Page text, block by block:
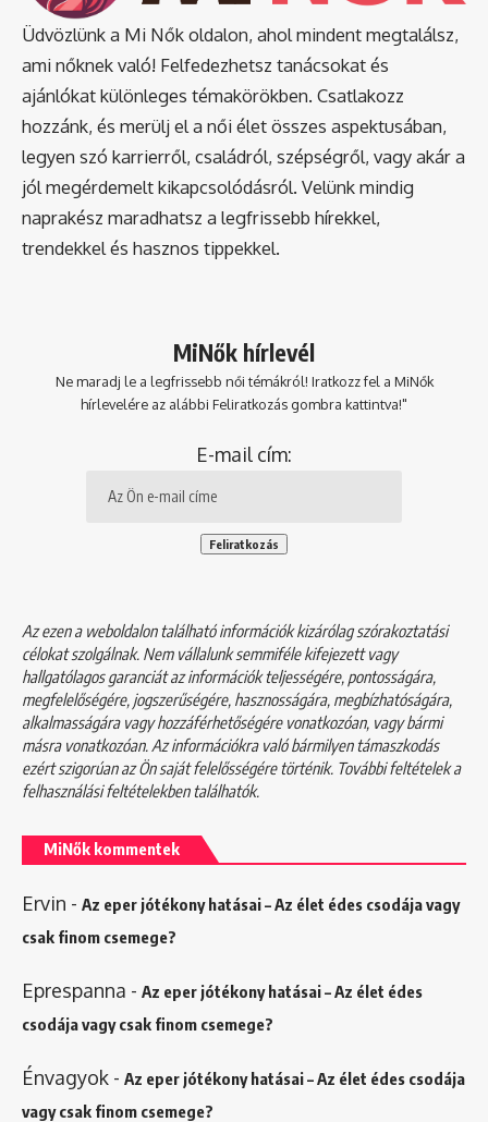
Üdvözlünk a Mi Nők oldalon, ahol mindent megtalálsz,
ami nőknek való! Felfedezhetsz tanácsokat és
ajánlókat különleges témakörökben. Csatlakozz
hozzánk, és merülj el a női élet összes aspektusában,
legyen szó karrierről, családról, szépségről, vagy akár a
jól megérdemelt kikapcsolódásról. Velünk mindig
naprakész maradhatsz a legfrissebb hírekkel,
trendekkel és hasznos tippekkel.
MiNők hírlevél
Ne maradj le a legfrissebb női témákról! Iratkozz fel a MiNők
hírlevelére az alábbi Feliratkozás gombra kattintva!"
E-mail cím:
Az ezen a weboldalon található információk kizárólag szórakoztatási
célokat szolgálnak. Nem vállalunk semmiféle kifejezett vagy
hallgatólagos garanciát az információk teljességére, pontosságára,
megfelelőségére, jogszerűségére, hasznosságára, megbízhatóságára,
alkalmasságára vagy hozzáférhetőségére vonatkozóan, vagy bármi
másra vonatkozóan. Az információkra való bármilyen támaszkodás
ezért szigorúan az Ön saját felelősségére történik. További feltételek a
felhasználási feltételekbentalálhatók.
MiNők kommentek
Ervin - Az eper jótékony hatásai – Az élet édes csodája vagy
csak finom csemege?
Eprespanna - Az eper jótékony hatásai – Az élet édes
csodája vagy csak finom csemege?
Énvagyok - Az eper jótékony hatásai – Az élet édes csodája
vagy csak finom csemege?